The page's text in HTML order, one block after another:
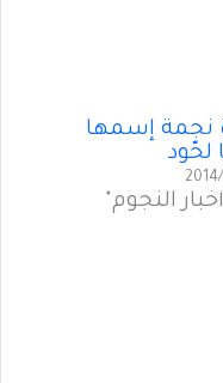
نجمة إسمها
لحّود
النجوم"